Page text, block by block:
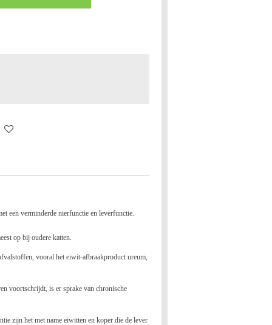
een verminderde nierfunctie en leverfunctie.
op bij oudere katten.
vooral het eiwit-afbraakproduct ureum,
voortschrijdt, is er sprake van chronische
zijn het met name eiwitten en koper die de lever